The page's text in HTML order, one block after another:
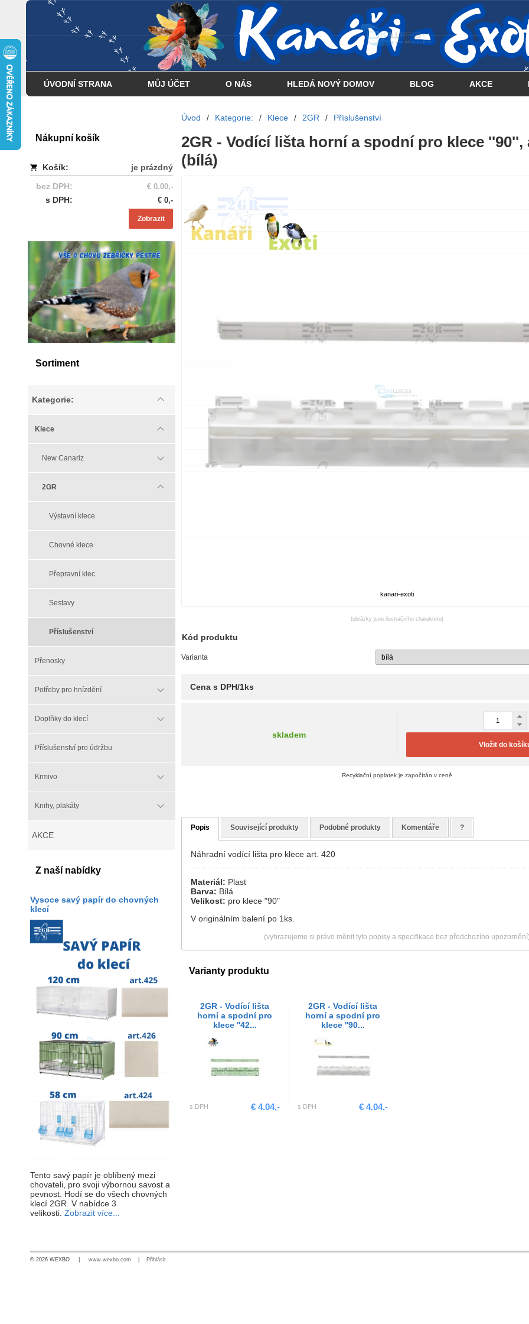
... . . . . . . . . . . . . . . . . . . . . . . . . . . . . . . . .... . . .. . .
ÚVODNÍ STRANA MŮJ ÚČET O NÁS HLEDÁ NOVÝ DOMOV BLOG AKCE
Nákupní košík
Košík:
je prázdný
bez DPH:
€ 0.00,-
s DPH: € 0,-
Zobrazit
Sortiment
Kategorie:
Klece
New Canariz
2GR
Výstavní klece
Chovné klece
Přepravní klec
Sestavy
Příslušenství
Přenosky
Potřeby pro hnízdění
Doplňky do klecí
Příslušenství pro údržbu
Krmivo
Knihy, plakáty
AKCE
Z naší nabídky
Vysoce savý papír do chovných
klecí
Tento savý papír je oblíbený mezi
chovateli, pro svoji výbornou savost a
pevnost. Hodí se do všech chovných
klecí 2GR. V nabídce 3
velikosti. Zobrazit více...
Úvod / Kategorie: / Klece / 2GR / Příslušenství
2GR - Vodící lišta horní a spodní pro klece ''90'',
(bílá)
kanari-exoti
(obrázky jsou ilustračního charakteru)
Kód produktu
Varianta
Cena s DPH/1ks
skladem
Vložit do
Recyklační poplatek je započítán v ceně
Popis Související produkty Podobné produkty Komentáře ?
Náhradní vodící lišta pro klece art. 420
Materiál: Plast
Barva: Bílá
Velikost: pro klece "90"
V originálním balení po 1ks.
(vyhrazujeme si právo měnit tyto popisy a specifikace bez předchozího
Varianty produktu
2GR - Vodící lišta
horní a spodní pro
klece ''42...
s DPH € 4.04,-
2GR - Vodící lišta
horní a spodní pro
klece ''90...
s DPH € 4.04,-
© 2026 WEXBO | www.wexbo.com Přihlásit